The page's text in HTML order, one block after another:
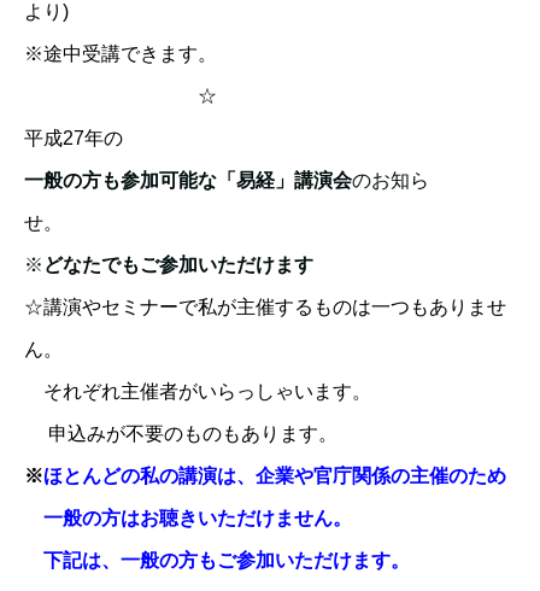
より)
※途中受講できます。
☆
平成27年の
一般の方も参加可能な「易経」講演会のお知ら
せ。
※ どなたでもご参加いただけます
☆講演やセミナーで私が主催するものは一つもありませ
ん。
それぞれ主催者がいらっしゃいます。
申込みが不要のものもあります。
※ほとんどの私の講演は、企業や官庁関係の主催のため
一般の方はお聴きいただけません。
下記は、一般の方もご参加いただけます。